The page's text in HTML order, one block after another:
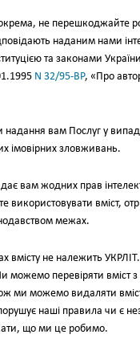
не перешкоджайте
наданим нами
та законами
N 32/95-ВР, «Про
вам Послуг у
імовірних зловживань.
вам жодних прав
використовувати вміст,
межах.
не належить
перевіряти вміст
ми можемо видаляти
наші правила чи є
що ми це робимо.